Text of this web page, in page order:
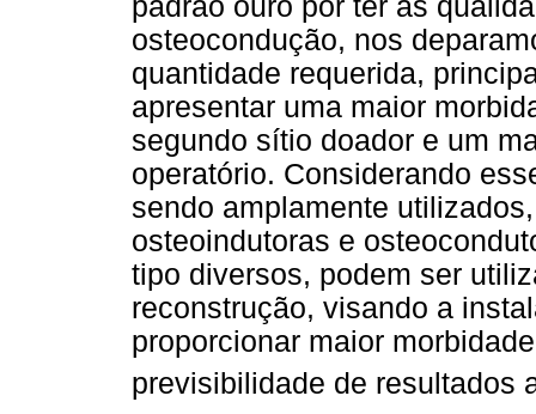
padrão ouro por ter as
osteocondução, nos
quantidade requerida,
apresentar uma maior
segundo sítio doador e um
operatório. Considerando
sendo amplamente
osteoindutoras e
tipo diversos, podem ser
reconstrução, visando a
proporcionar maior
previsibilidade de resultados